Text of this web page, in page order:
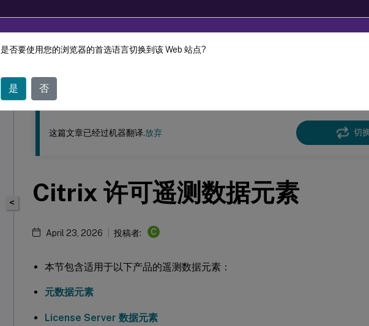
此内容已经过机器动态翻译。
<
这篇文章已经过机器翻译.放弃 切
Citrix 许可遥测数据元素
April 23, 2026 投稿者: C
本节包含适用于以下产品的遥测数据元素：
元数据元素
License Server 数据元素
是否要使用您的浏览器的首选语言切换到该 Web 站点?
是 否